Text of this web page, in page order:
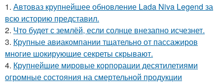
1. Автоваз крупнейшее обновление Lada Niva Legend за
всю историю представил.
2. Что будет с землёй, если солнце внезапно исчезнет.
3. Крупные авиакомпании тщательно от пассажиров
многие шокирующие секреты скрывают.
4. Крупнейшие мировые корпорации десятилетиями
огромные состояния на смертельной продукции